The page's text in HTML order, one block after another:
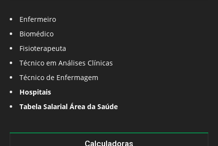
Enfermeiro
Biomédico
Fisioterapeuta
Técnico em Análises Clínicas
Técnico de Enfermagem
Hospitais
Tabela Salarial Área da Saúde
Calculadoras